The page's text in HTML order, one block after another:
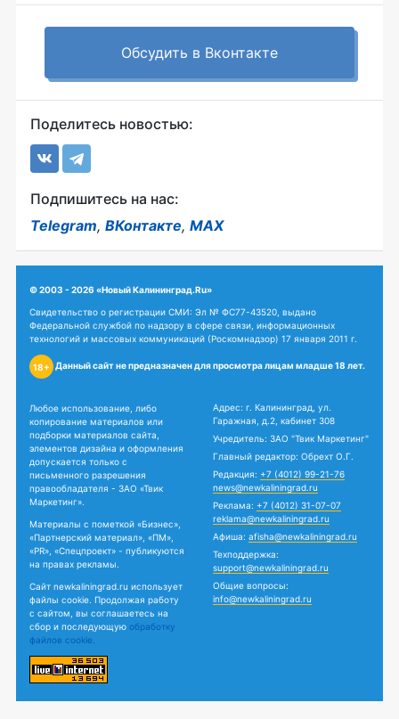
Обсудить в Вконтакте
Поделитесь новостью:
Подпишитесь на нас:
Telegram, ВКонтакте, MAX
© 2003 - 2026 «Новый Калининград.Ru»
Свидетельство о регистрации СМИ: Эл № ФС77-43520, выдано
Федеральной службой по надзору в сфере связи, информационных
технологий и массовых коммуникаций (Роскомнадзор) 17 января 2011 г.
18+ Данный сайт не предназначен для просмотра лицам младше 18 лет.
Любое использование, либо
копирование материалов или
подборки материалов сайта,
элементов дизайна и оформления
допускается только с
письменного разрешения
правообладателя - ЗАО «Твик
Маркетинг».
Материалы с пометкой «Бизнес»,
«Партнерский материал», «ПМ»,
«PR», «Спецпроект» - публикуются
на правах рекламы.
Сайт newkaliningrad.ru использует
файлы cookie. Продолжая работу
с сайтом, вы соглашаетесь на
сбор и последующую обработку
файлов cookie.
Адрес: г. Калининград, ул.
Гаражная, д.2, кабинет 308
Учредитель: ЗАО "Твик Маркетинг"
Главный редактор: Обрехт О.Г.
Редакция: +7 (4012) 99-21-76
news@newkaliningrad.ru
Реклама: +7 (4012) 31-07-07
reklama@newkaliningrad.ru
Афиша: afisha@newkaliningrad.ru
Техподдержка:
support@newkaliningrad.ru
Общие вопросы:
info@newkaliningrad.ru